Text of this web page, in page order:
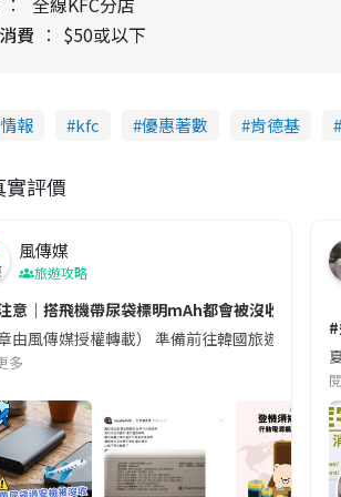
費
$50或以下
報 kfc 優惠著數 肯德基
實評價
風傳媒
旅遊攻略
意｜搭飛機帶尿袋標明mAh都會被沒收😱出發
章由風傳媒授權轉載） 準備前往韓國旅遊的民
多